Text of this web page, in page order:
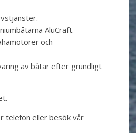
AluCraft.
och
av båtar efter grundligt
telefon eller besök vår